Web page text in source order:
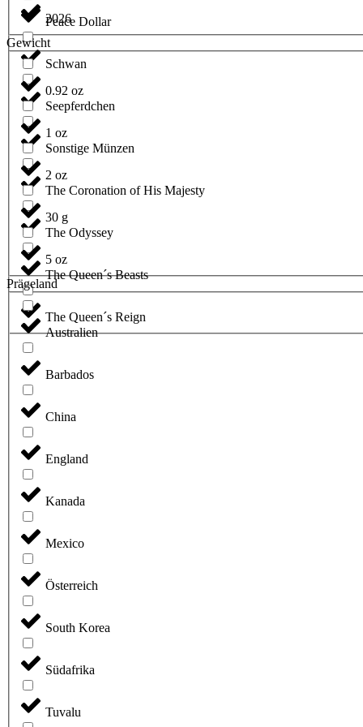
Peace Dollar
Schwan
Seepferdchen
Sonstige Münzen
The Coronation of His Majesty
The Odyssey
The Queen´s Beasts
The Queen´s Reign
2026
Gewicht
0.92 oz
1 oz
2 oz
30 g
5 oz
Prägeland
Australien
Barbados
China
England
Kanada
Mexico
Österreich
South Korea
Südafrika
Tuvalu